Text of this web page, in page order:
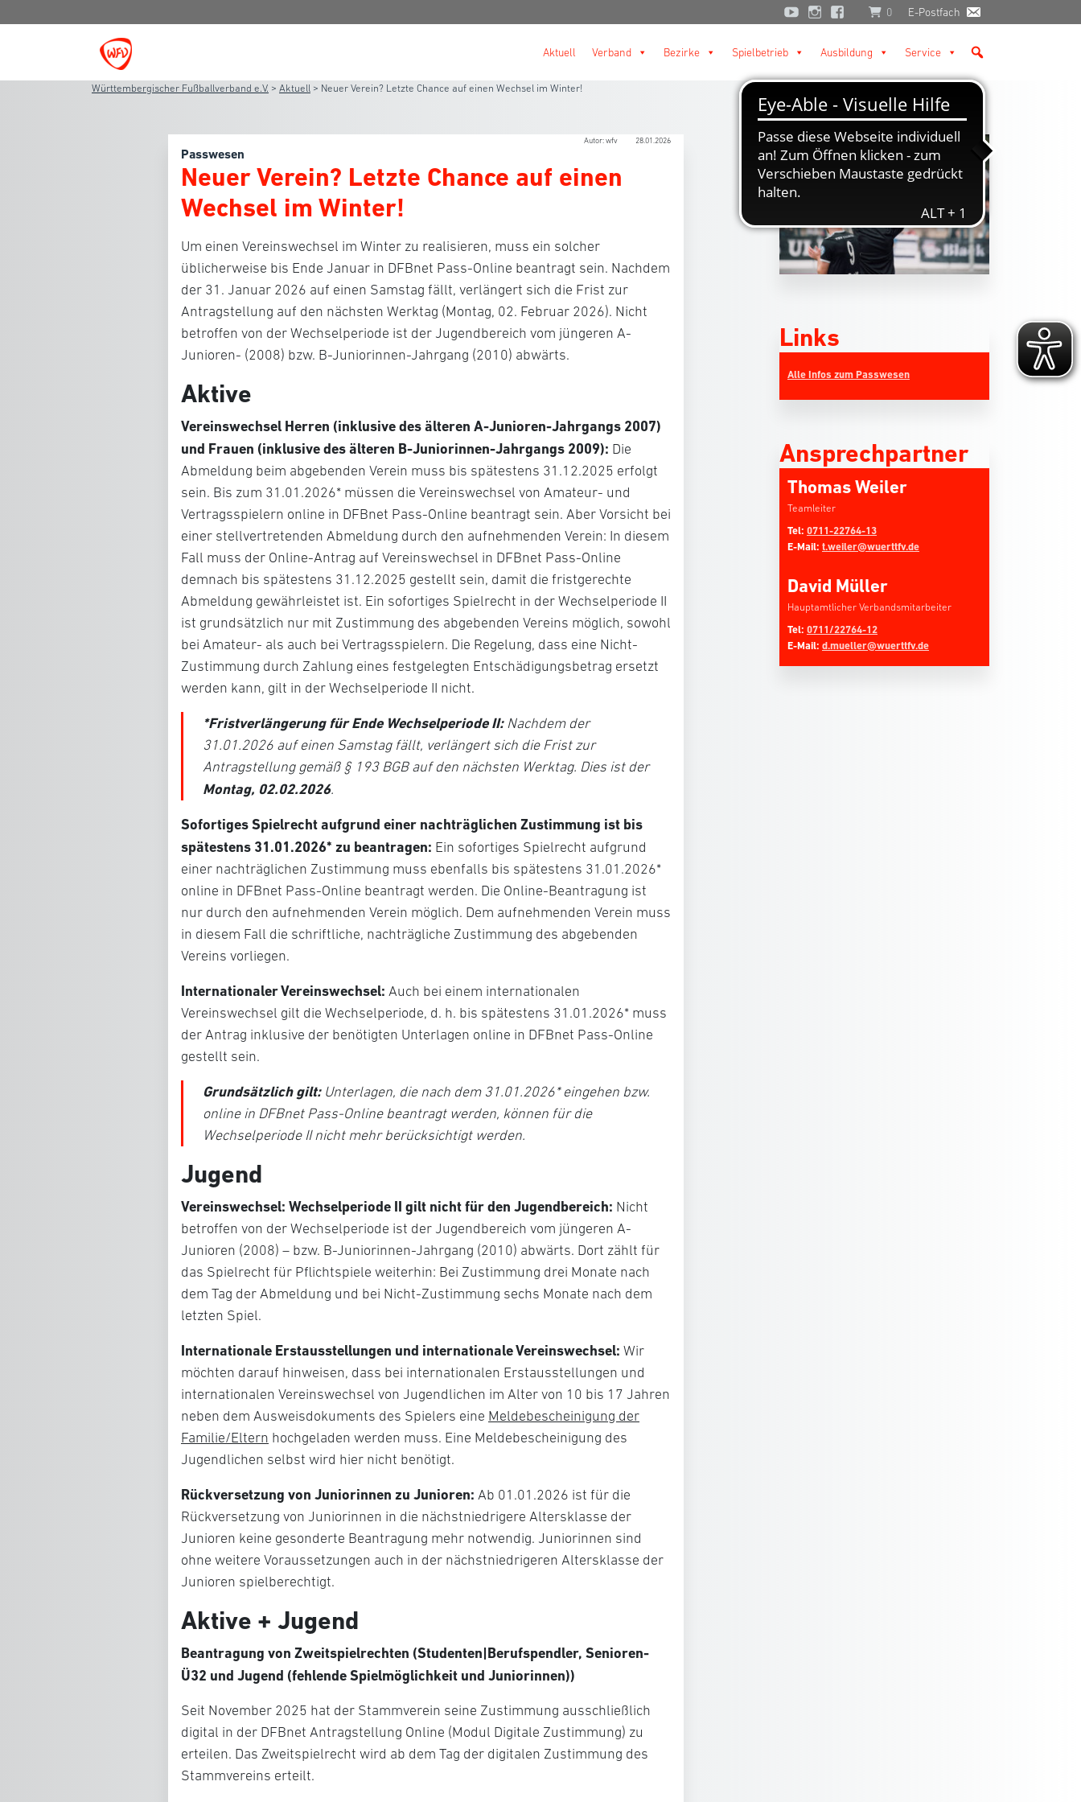
0 E-Postfach
Aktuell Verband Bezirke Spielbetrieb Ausbildung Service
Württembergischer Fußballverband e.V. > Aktuell > Neuer Verein? Letzte Chance auf einen Wechsel im Winter!
Autor: wfv 28.01.2026
Passwesen
Neuer Verein? Letzte Chance auf einen
Wechsel im Winter!
Um einen Vereinswechsel im Winter zu realisieren, muss ein solcher
üblicherweise bis Ende Januar in DFBnet Pass-Online beantragt sein. Nachdem
der 31. Januar 2026 auf einen Samstag fällt, verlängert sich die Frist zur
Antragstellung auf den nächsten Werktag (Montag, 02. Februar 2026). Nicht
betroffen von der Wechselperiode ist der Jugendbereich vom jüngeren A-
Junioren- (2008) bzw. B-Juniorinnen-Jahrgang (2010) abwärts.
Aktive
Vereinswechsel Herren (inklusive des älteren A-Junioren-Jahrgangs 2007)
und Frauen (inklusive des älteren B-Juniorinnen-Jahrgangs 2009): Die
Abmeldung beim abgebenden Verein muss bis spätestens 31.12.2025 erfolgt
sein. Bis zum 31.01.2026* müssen die Vereinswechsel von Amateur- und
Vertragsspielern online in DFBnet Pass-Online beantragt sein. Aber Vorsicht bei
einer stellvertretenden Abmeldung durch den aufnehmenden Verein: In diesem
Fall muss der Online-Antrag auf Vereinswechsel in DFBnet Pass-Online
demnach bis spätestens 31.12.2025 gestellt sein, damit die fristgerechte
Abmeldung gewährleistet ist. Ein sofortiges Spielrecht in der Wechselperiode II
ist grundsätzlich nur mit Zustimmung des abgebenden Vereins möglich, sowohl
bei Amateur- als auch bei Vertragsspielern. Die Regelung, dass eine Nicht-
Zustimmung durch Zahlung eines festgelegten Entschädigungsbetrag ersetzt
werden kann, gilt in der Wechselperiode II nicht.
*Fristverlängerung für Ende Wechselperiode II: Nachdem der
31.01.2026 auf einen Samstag fällt, verlängert sich die Frist zur
Antragstellung gemäß § 193 BGB auf den nächsten Werktag. Dies ist der
Montag, 02.02.2026.
Sofortiges Spielrecht aufgrund einer nachträglichen Zustimmung ist bis
spätestens 31.01.2026* zu beantragen: Ein sofortiges Spielrecht aufgrund
einer nachträglichen Zustimmung muss ebenfalls bis spätestens 31.01.2026*
online in DFBnet Pass-Online beantragt werden. Die Online-Beantragung ist
nur durch den aufnehmenden Verein möglich. Dem aufnehmenden Verein muss
in diesem Fall die schriftliche, nachträgliche Zustimmung des abgebenden
Vereins vorliegen.
Internationaler Vereinswechsel: Auch bei einem internationalen
Vereinswechsel gilt die Wechselperiode, d. h. bis spätestens 31.01.2026* muss
der Antrag inklusive der benötigten Unterlagen online in DFBnet Pass-Online
gestellt sein.
Grundsätzlich gilt:Unterlagen, die nach dem 31.01.2026* eingehen bzw.
online in DFBnet Pass-Online beantragt werden, können für die
Wechselperiode II nicht mehr berücksichtigt werden.
Jugend
Vereinswechsel: Wechselperiode II gilt nicht für den Jugendbereich: Nicht
betroffen von der Wechselperiode ist der Jugendbereich vom jüngeren A-
Junioren (2008) – bzw. B-Juniorinnen-Jahrgang (2010) abwärts. Dort zählt für
das Spielrecht für Pflichtspiele weiterhin: Bei Zustimmung drei Monate nach
dem Tag der Abmeldung und bei Nicht-Zustimmung sechs Monate nach dem
letzten Spiel.
Internationale Erstausstellungen und internationale Vereinswechsel: Wir
möchten darauf hinweisen, dass bei internationalen Erstausstellungen und
internationalen Vereinswechsel von Jugendlichen im Alter von 10 bis 17 Jahren
neben dem Ausweisdokuments des Spielers eine Meldebescheinigung der
Familie/Eltern hochgeladen werden muss. Eine Meldebescheinigung des
Jugendlichen selbst wird hier nicht benötigt.
Rückversetzung von Juniorinnen zu Junioren: Ab 01.01.2026 ist für die
Rückversetzung von Juniorinnen in die nächstniedrigere Altersklasse der
Junioren keine gesonderte Beantragung mehr notwendig. Juniorinnen sind
ohne weitere Voraussetzungen auch in der nächstniedrigeren Altersklasse der
Junioren spielberechtigt.
Aktive + Jugend
Beantragung von Zweitspielrechten (Studenten|Berufspendler, Senioren-
Ü32 und Jugend (fehlende Spielmöglichkeit und Juniorinnen))
Seit November 2025 hat der Stammverein seine Zustimmung ausschließlich
digital in der DFBnet Antragstellung Online (Modul Digitale Zustimmung) zu
erteilen. Das Zweitspielrecht wird ab dem Tag der digitalen Zustimmung des
Stammvereins erteilt.
Links
Alle Infos zum Passwesen
Ansprechpartner
Thomas Weiler
Teamleiter
Tel: 0711-22764-13
E-Mail: t.weiler@wuerttfv.de
David Müller
Hauptamtlicher Verbandsmitarbeiter
Tel: 0711/22764-12
E-Mail: d.mueller@wuerttfv.de